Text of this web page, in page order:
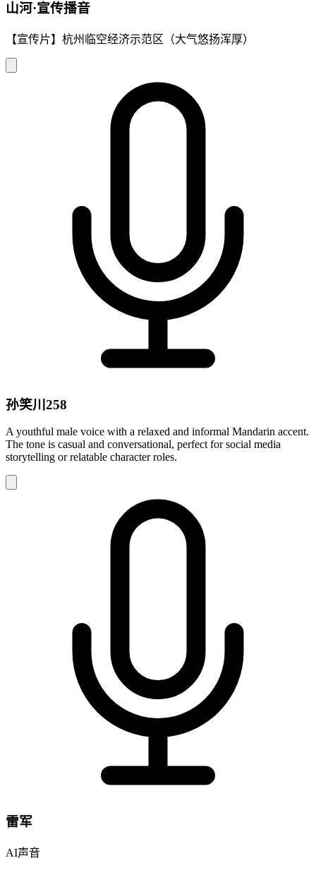
山河·宣传播音
【宣传片】杭州临空经济示范区（大气悠扬浑厚）
孙笑川258
A youthful male voice with a relaxed and informal Mandarin accent.
The tone is casual and conversational, perfect for social media
storytelling or relatable character roles.
雷军
AI声音